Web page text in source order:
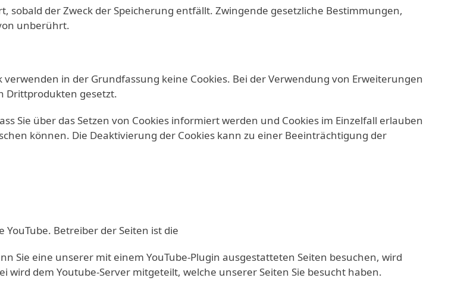
der Zweck der Speicherung entfällt. Zwingende gesetzliche Bestimmungen,
unberührt.
in der Grundfassung keine Cookies. Bei der Verwendung von Erweiterungen
Drittprodukten gesetzt.
Sie über das Setzen von Cookies informiert werden und Cookies im Einzelfall erlauben
können. Die Deaktivierung der Cookies kann zu einer Beeinträchtigung der
Betreiber der Seiten ist die
Sie eine unserer mit einem YouTube-Plugin ausgestatteten Seiten besuchen, wird
wird dem Youtube-Server mitgeteilt, welche unserer Seiten Sie besucht haben.